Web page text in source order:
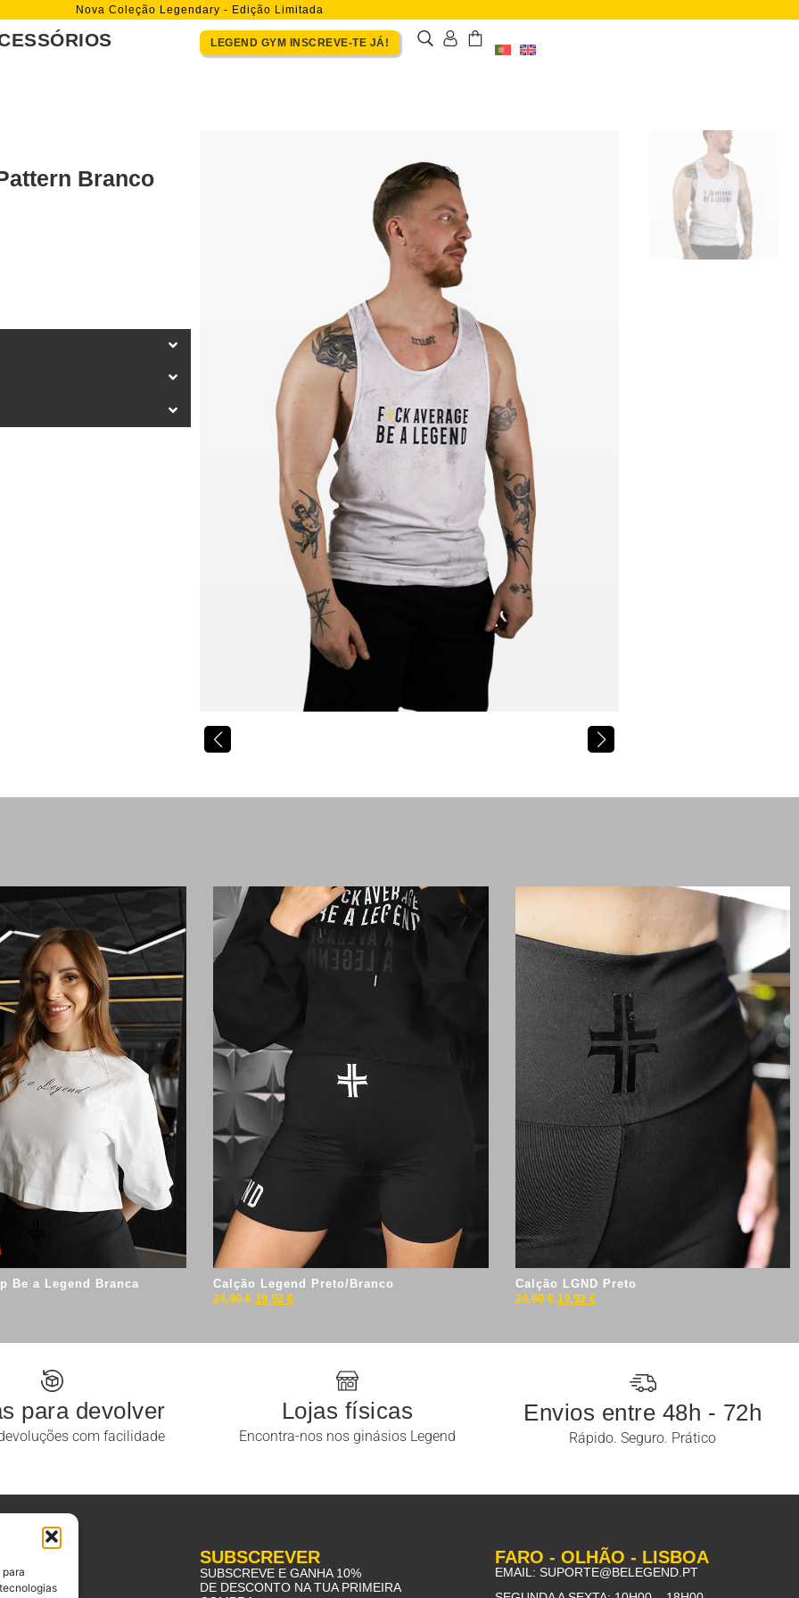
Nova Coleção Legendary - Edição Limitada
LEGEND GYM INSCREVE-TE JÁ!
Branco
Be a Legend Branca
Calção Legend Preto/Branco
24,90€ 19,92 €
Calção LGND Preto
24,90€ 19,92 €
para devolver
com facilidade
Lojas físicas
Encontra-nos nos ginásios Legend
Envios entre 48h - 72h
Rápido. Seguro. Prático
SUBSCREVER
SUBSCREVE E GANHA 10%
DE DESCONTO NA TUA PRIMEIRA
FARO - OLHÃO - LISBOA
EMAIL: SUPORTE@BELEGEND.PT